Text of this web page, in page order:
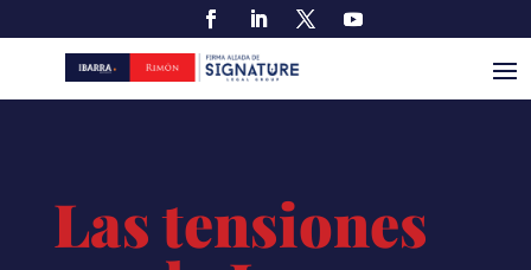
Las tensiones